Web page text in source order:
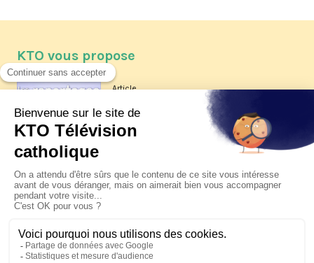
KTO vous propose
Article
Les reportages d'été 2026 de KTO
La visite pastorale du pape Léon
XIV à Assise à suivre sur KTO le
jeudi 6 août
Le pape en Uruguay, Argentine et
Pérou du 6 au 17 novembre 2026